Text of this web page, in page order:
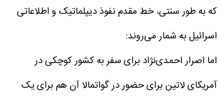
که به طور سنتی، خط مقدم نفوذ دیپلماتیک و اطلاعاتی
اسرائیل به شمار می‌روند:
اما اصرار احمدی‌نژاد برای سفر به کشور کوچکی در
آمریکای لاتین برای حضور در گواتمالا آن هم برای یک